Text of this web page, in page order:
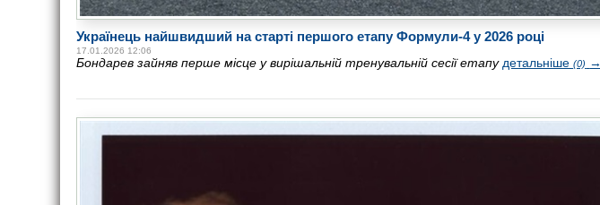
Українець найшвидший на старті першого етапу Формули-4 у 2026 році
17.01.2026 12:06
Бондарев зайняв перше місце у вирішальній тренувальній сесії етапу детальніше(0) →